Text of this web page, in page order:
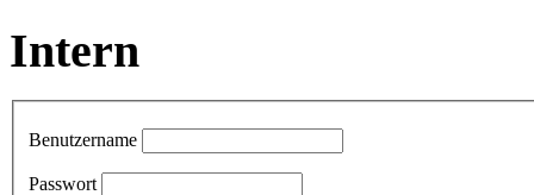
Intern
Benutzername
Passwort